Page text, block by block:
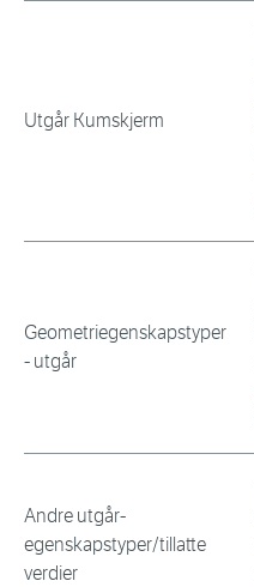
Utgår Kumskjerm
Geometriegenskapstyper
- utgår
Andre utgår-
egenskapstyper/tillatte
verdier